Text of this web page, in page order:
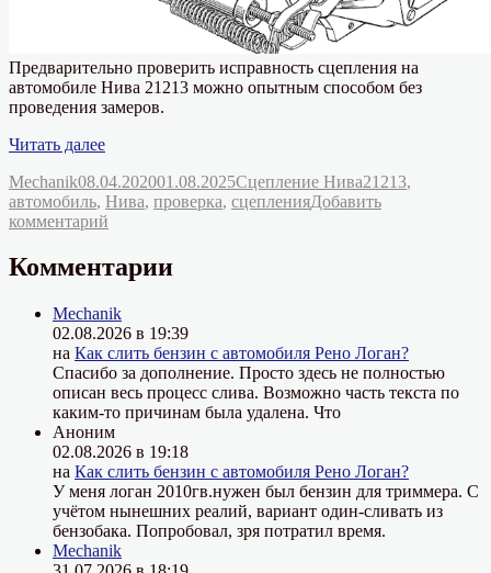
Предварительно проверить исправность сцепления на
автомобиле Нива 21213 можно опытным способом без
проведения замеров.
Читать далее«Проверка
автомобиля
Нива
21213»
Автор
MechanikОпубликовано
08.04.202001.08.2025Рубрики
Сцепление НиваМетки
21213,
автомобиль, Нива, проверка, сцепленияДобавить
комментарий
Проверка
сцепления
Нива
21213
Комментарии
Mechanik
02.08.2026 в 19:39
на Как слить бензин с автомобиля Рено Логан?
Спасибо за дополнение. Просто здесь не полностью
описан весь процесс слива. Возможно часть текста по
каким-то причинам была удалена. Что
Аноним
02.08.2026 в 19:18
на Как слить бензин с автомобиля Рено Логан?
У меня логан 2010гв.нужен был бензин для триммера. С
учётом нынешних реалий, вариант один-сливать из
бензобака. Попробовал, зря потратил время.
Mechanik